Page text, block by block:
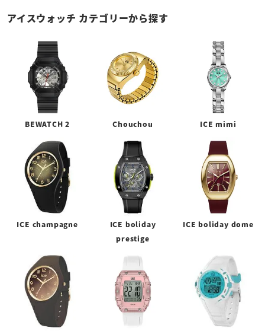
アイスウォッチ カテゴリーから探す
BEWATCH 2 Chouchou ICE mimi
ICE champagne
ICE boliday
prestige
ICE boliday dome